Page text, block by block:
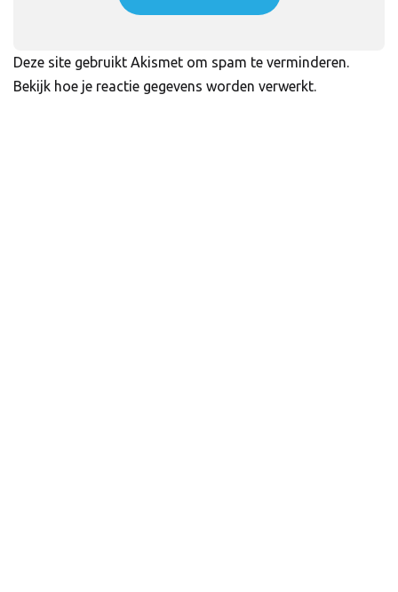
Deze site gebruikt Akismet om spam te verminderen.
Bekijk hoe je reactie gegevens worden verwerkt.